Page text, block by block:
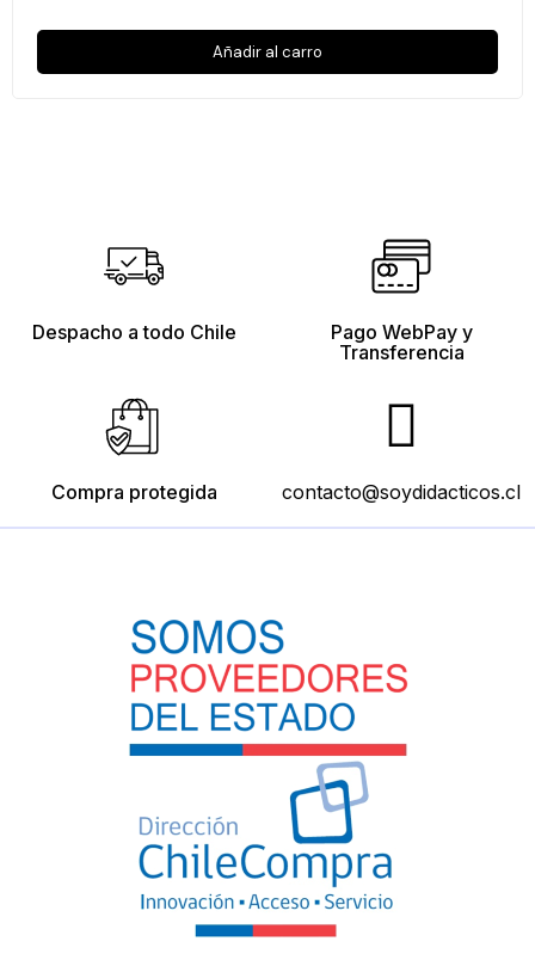
Añadir al carro
Despacho a todo Chile
Pago WebPay y
Transferencia
Compra protegida contacto@soydidacticos.cl